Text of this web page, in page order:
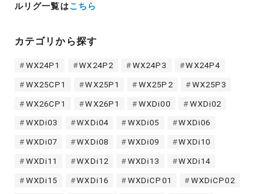
ルリグ一覧はこちら
カテゴリから探す
WX24P1 WX24P2 WX24P3 WX24P4
WX25CP1 WX25P1 WX25P2 WX25P3
WX26CP1 WX26P1 WXDi00 WXDi02
WXDi03 WXDi04 WXDi05 WXDi06
WXDi07 WXDi08 WXDi09 WXDi10
WXDi11 WXDi12 WXDi13 WXDi14
WXDi15 WXDi16 WXDiCP01 WXDiCP02